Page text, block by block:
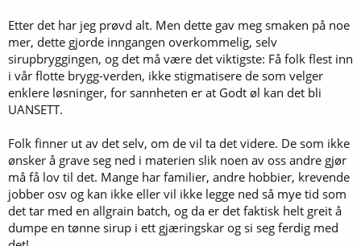
Etter det har jeg prøvd alt. Men dette gav meg smaken på noe
mer, dette gjorde inngangen overkommelig, selv
sirupbryggingen, og det må være det viktigste: Få folk flest inn
i vår flotte brygg-verden, ikke stigmatisere de som velger
enklere løsninger, for sannheten er at Godt øl kan det bli
UANSETT.
Folk finner ut av det selv, om de vil ta det videre. De som ikke
ønsker å grave seg ned i materien slik noen av oss andre gjør
må få lov til det. Mange har familier, andre hobbier, krevende
jobber osv og kan ikke eller vil ikke legge ned så mye tid som
det tar med en allgrain batch, og da er det faktisk helt greit å
dumpe en tønne sirup i ett gjæringskar og si seg ferdig med